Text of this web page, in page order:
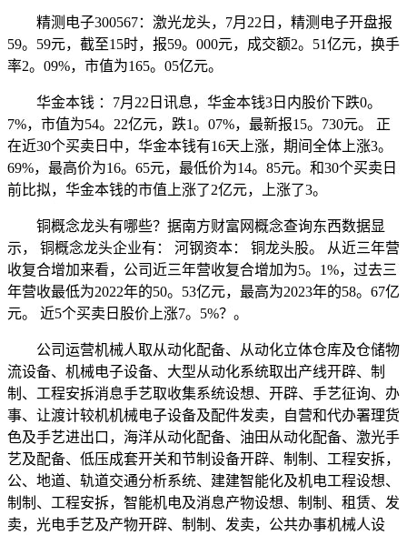
精测电子300567：激光龙头，7月22日，精测电子开盘报
59。59元，截至15时，报59。000元，成交额2。51亿元，换手
率2。09%，市值为165。05亿元。
华金本钱 ：7月22日讯息，华金本钱3日内股价下跌0。
7%，市值为54。22亿元，跌1。07%，最新报15。730元。 正
在近30个买卖日中，华金本钱有16天上涨，期间全体上涨3。
69%，最高价为16。65元，最低价为14。85元。和30个买卖日
前比拟，华金本钱的市值上涨了2亿元，上涨了3。
铜概念龙头有哪些？据南方财富网概念查询东西数据显
示， 铜概念龙头企业有： 河钢资本： 铜龙头股。 从近三年营
收复合增加来看，公司近三年营收复合增加为5。1%，过去三
年营收最低为2022年的50。53亿元，最高为2023年的58。67亿
元。 近5个买卖日股价上涨7。5%？。
公司运营机械人取从动化配备、从动化立体仓库及仓储物
流设备、机械电子设备、大型从动化系统取出产线开辟、制
制、工程安拆消息手艺取收集系统设想、开辟、手艺征询、办
事、让渡计较机机械电子设备及配件发卖，自营和代办署理货
色及手艺进出口，海洋从动化配备、油田从动化配备、激光手
艺及配备、低压成套开关和节制设备开辟、制制、工程安拆，
公、地道、轨道交通分析系统、建建智能化及机电工程设想、
制制、工程安拆，智能机电及消息产物设想、制制、租赁、发
卖，光电手艺及产物开辟、制制、发卖，公共办事机械人设